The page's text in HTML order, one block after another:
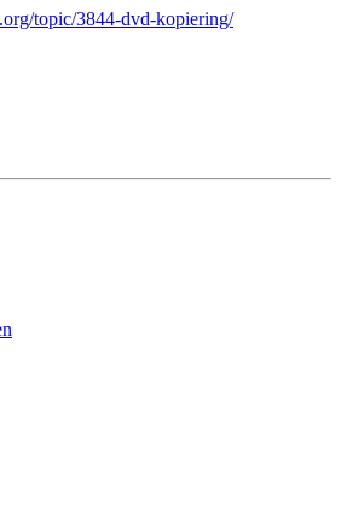
topic/3844-dvd-kopiering/